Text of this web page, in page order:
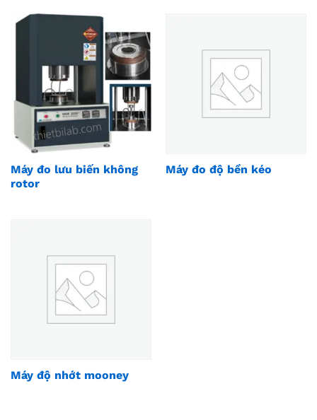
Máy đo lưu biến không
rotor
Máy đo độ bền kéo
Máy độ nhớt mooney